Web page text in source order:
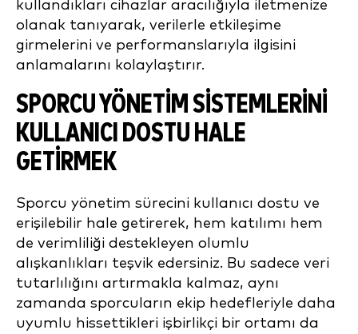
kullandıkları cihazlar aracılığıyla iletmenize
olanak tanıyarak, verilerle etkileşime
girmelerini ve performanslarıyla ilgisini
anlamalarını kolaylaştırır.
SPORCU YÖNETIM SISTEMLERINI
KULLANICI DOSTU HALE
GETIRMEK
Sporcu yönetim sürecini kullanıcı dostu ve
erişilebilir hale getirerek, hem katılımı hem
de verimliliği destekleyen olumlu
alışkanlıkları teşvik edersiniz. Bu sadece veri
tutarlılığını artırmakla kalmaz, aynı
zamanda sporcuların ekip hedefleriyle daha
uyumlu hissettikleri işbirlikçi bir ortamı da